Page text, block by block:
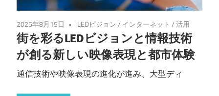
2025年8月15日 LEDビジョン/ インターネット /活用
街を彩るLEDビジョンと情報技術
が創る新しい映像表現と都市体験
通信技術や映像表現の進化が進み、大型ディ